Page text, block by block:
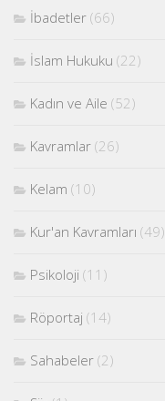
İbadetler (66)
İslam Hukuku (22)
Kadın ve Aile (52)
Kavramlar (26)
Kelam (10)
Kur'an Kavramları (49)
Psikoloji (11)
Röportaj (14)
Sahabeler (2)